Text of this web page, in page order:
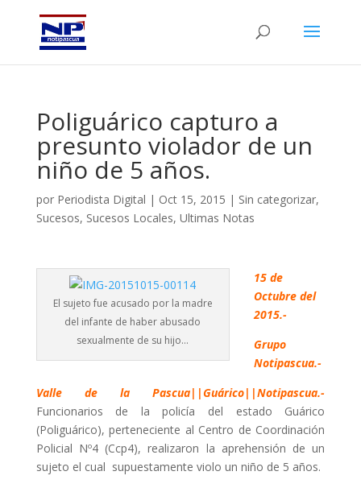
Poliguárico capturo a
presunto violador de un
niño de 5 años.
por Periodista Digital | Oct 15, 2015 | Sin categorizar,
Sucesos, Sucesos Locales, Ultimas Notas
El sujeto fue acusado por la madre
del infante de haber abusado
sexualmente de su hijo…
15 de
Octubre del
2015.-
Grupo
Notipascua.-
Valle de la Pascua||Guárico||Notipascua.-
Funcionarios de la policía del estado Guárico
(Poliguárico), perteneciente al Centro de Coordinación
Policial Nº4 (Ccp4), realizaron la aprehensión de un
sujeto el cual supuestamente violo un niño de 5 años.